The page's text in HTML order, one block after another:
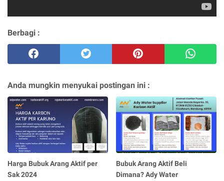
Berbagi :
Anda mungkin menyukai postingan ini :
Harga Bubuk Arang Aktif per
Sak 2024
Bubuk Arang Aktif Beli
Dimana? Ady Water